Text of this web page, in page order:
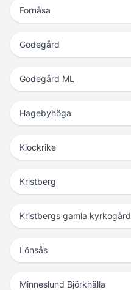
Fornåsa
Godegård
Godegård ML
Hagebyhöga
Klockrike
Kristberg
Kristbergs gamla kyrkogård
Lönsås
Minneslund Björkhälla